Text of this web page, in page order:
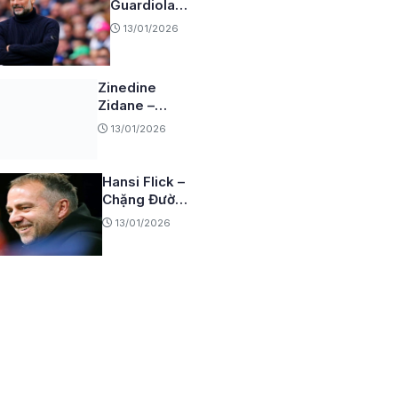
Guardiola-
Hành trình
13/01/2026
Zinedine
Zidane –
Huyền thoại
đương đại
13/01/2026
Hansi Flick –
Chặng Đường
Chinh Phục
13/01/2026